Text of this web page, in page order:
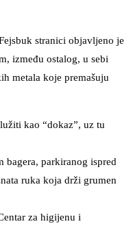
stranici objavljeno je
između ostalog, u sebi
metala koje premašuju
kao “dokaz”, uz tu
bagera, parkiranog ispred
ruka koja drži grumen
za higijenu i